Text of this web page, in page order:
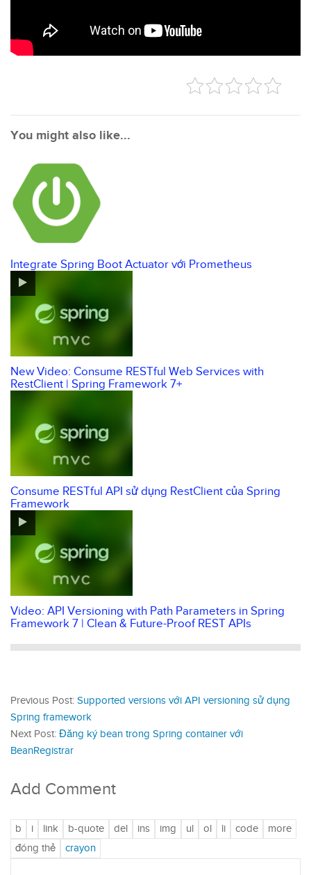
You might also like...
Integrate Spring Boot Actuator với Prometheus
New Video: Consume RESTful Web Services with
RestClient | Spring Framework 7+
Consume RESTful API sử dụng RestClient của Spring
Framework
Video: API Versioning with Path Parameters in Spring
Framework 7 | Clean & Future-Proof REST APIs
Previous Post: Supported versions với API versioning sử dụng
Spring framework
Next Post: Đăng ký bean trong Spring container với
BeanRegistrar
Add Comment